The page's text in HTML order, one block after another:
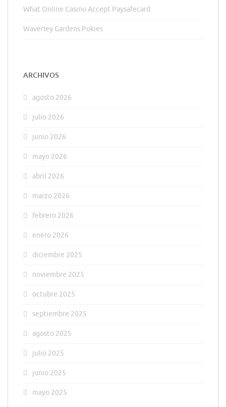
What Online Casino Accept Paysafecard
Waverley Gardens Pokies
ARCHIVOS
agosto 2026
julio 2026
junio 2026
mayo 2026
abril 2026
marzo 2026
febrero 2026
enero 2026
diciembre 2025
noviembre 2025
octubre 2025
septiembre 2025
agosto 2025
julio 2025
junio 2025
mayo 2025